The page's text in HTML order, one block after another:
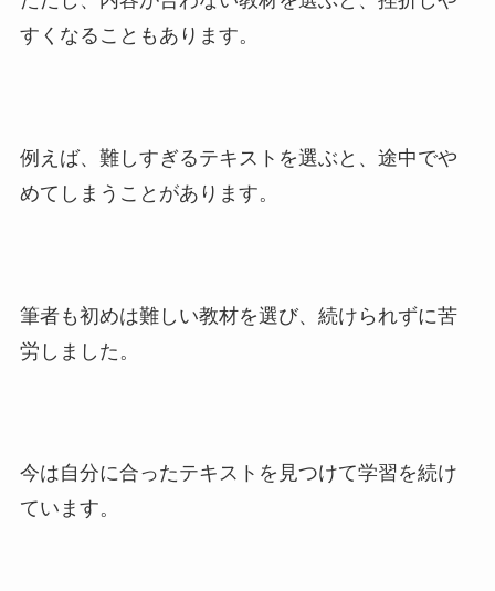
すくなることもあります。
例えば、難しすぎるテキストを選ぶと、途中でや
めてしまうことがあります。
筆者も初めは難しい教材を選び、続けられずに苦
労しました。
今は自分に合ったテキストを見つけて学習を続け
ています。